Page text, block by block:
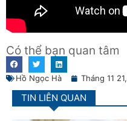
Có thể bạn quan tâm
Hồ Ngọc Hà Tháng 11
TIN LIÊN QUAN